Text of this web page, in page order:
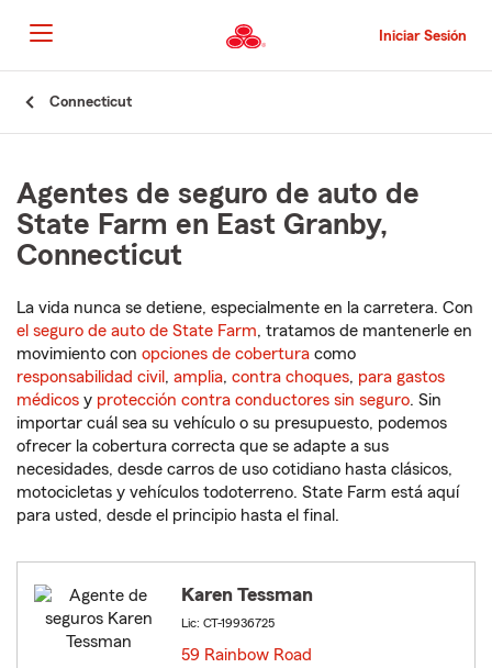
al
contenido
principal
Iniciar Sesión
Connecticut
Agentes de seguro de auto de
State Farm en East Granby,
Connecticut
La vida nunca se detiene, especialmente en la carretera. Con
el seguro de auto de State Farm, tratamos de mantenerle en
movimiento con opciones de cobertura como
responsabilidad civil , amplia, contra choques, para gastos
médicos y protección contra conductores sin seguro. Sin
importar cuál sea su vehículo o su presupuesto, podemos
ofrecer la cobertura correcta que se adapte a sus
necesidades, desde carros de uso cotidiano hasta clásicos,
motocicletas y vehículos todoterreno. State Farm está aquí
para usted, desde el principio hasta el final.
Karen Tessman
Lic: CT-19936725
59 Rainbow Road